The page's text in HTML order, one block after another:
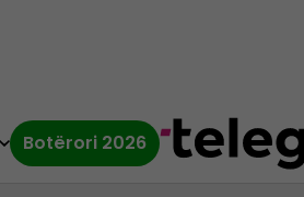
Botërori 2026